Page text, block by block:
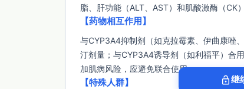
脂、肝功能（ALT、AST）和肌酸激酶（CK）
【药物相互作用】
与CYP3A4抑制剂（如克拉霉素、伊曲康唑
汀剂量；与CYP3A4诱导剂（如利福平）合
加肌病风险，应避免联合使用。
【特殊人群】 lock_open继